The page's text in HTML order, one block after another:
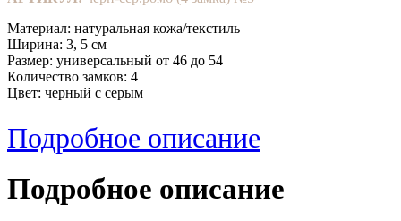
Материал: натуральная кожа/текстиль
Ширина: 3, 5 см
Размер: универсальный от 46 до 54
Количество замков: 4
Цвет: черный c серым
Подробное описание
Подробное описание